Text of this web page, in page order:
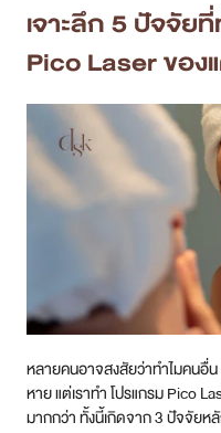
เจาะลึก 5 ปัจจัย
Pico Laser ของ
หลายคนอาจสงสัยว่าทำไมคนอื่น
หาย แต่เราทำ โปรแกรม Pico
มากกว่า ทั้งนี้เกิดจาก 3 ปัจจัยห